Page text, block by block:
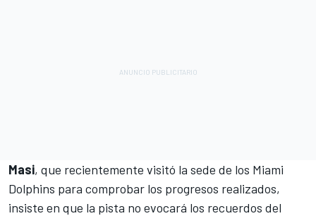
Masi, que recientemente visitó la sede de los Miami
Dolphins para comprobar los progresos realizados,
insiste en que la pista no evocará los recuerdos del